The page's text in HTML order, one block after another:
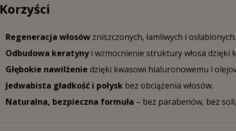
Korzyści
Regeneracja włosówzniszczonych, łamliwych i osłabionych.
Odbudowa keratynyi wzmocnienie struktury włosa dzięki
Głębokie nawilżenie dzięki kwasowi hialuronowemu i
Jedwabista gładkość i połyskbez obciążenia włosów.
Naturalna, bezpieczna formuła – bez parabenów, bez